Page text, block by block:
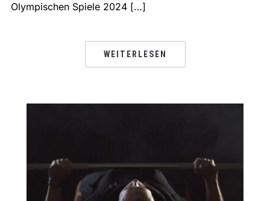
Olympischen Spiele 2024 […]
WEITERLESEN